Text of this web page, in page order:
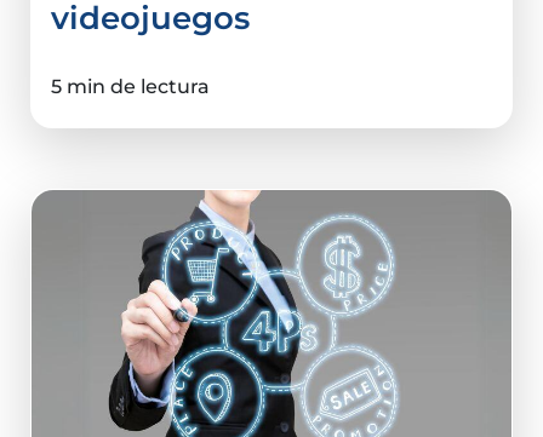
videojuegos
5 min de lectura